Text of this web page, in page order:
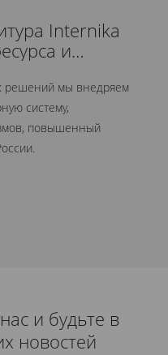
Internika
и
решений мы внедряем
систему,
повышенный
и будьте в
новостей